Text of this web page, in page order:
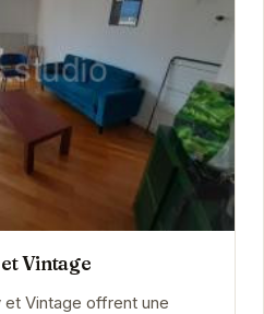
Vintage
Vintage offrent une